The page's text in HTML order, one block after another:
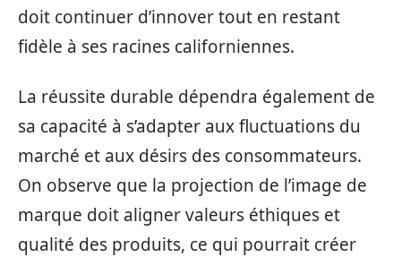
doit continuer d’innover tout en restant
fidèle à ses racines californiennes.
La réussite durable dépendra également de
sa capacité à s’adapter aux fluctuations du
marché et aux désirs des consommateurs.
On observe que la projection de l’image de
marque doit aligner valeurs éthiques et
qualité des produits, ce qui pourrait créer